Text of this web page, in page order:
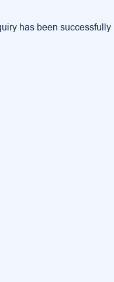
has been successfully